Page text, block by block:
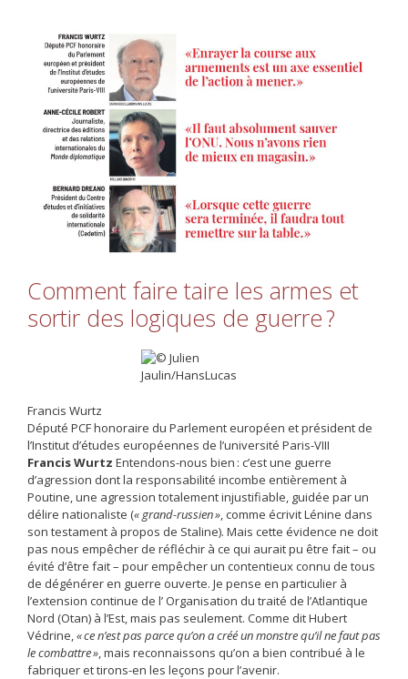
Comment faire taire les armes et
sortir des logiques de guerre ?
Francis Wurtz
Député PCF honoraire du Parlement européen et président de
l’Institut d’études européennes de l’université Paris-VIII
Francis Wurtz Entendons-nous bien : c’est une guerre
d’agression dont la responsabilité incombe entièrement à
Poutine, une agression totalement injustifiable, guidée par un
délire nationaliste (« grand-russien », comme écrivit Lénine dans
son testament à propos de Staline). Mais cette évidence ne doit
pas nous empêcher de réfléchir à ce qui aurait pu être fait – ou
évité d’être fait – pour empêcher un contentieux connu de tous
de dégénérer en guerre ouverte. Je pense en particulier à
l’extension continue de l’ Organisation du traité de l’Atlantique
Nord (Otan) à l’Est, mais pas seulement. Comme dit Hubert
Védrine,« ce n’est pas parce qu’on a créé un monstre qu’il ne faut pas
le combattre », mais reconnaissons qu’on a bien contribué à le
fabriquer et tirons-en les leçons pour l’avenir.